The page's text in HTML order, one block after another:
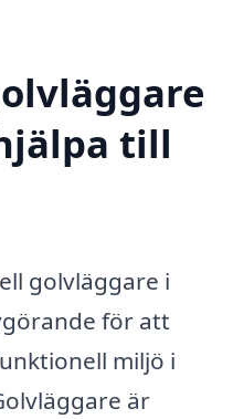
till
golvläggare i
för att
miljö i
är